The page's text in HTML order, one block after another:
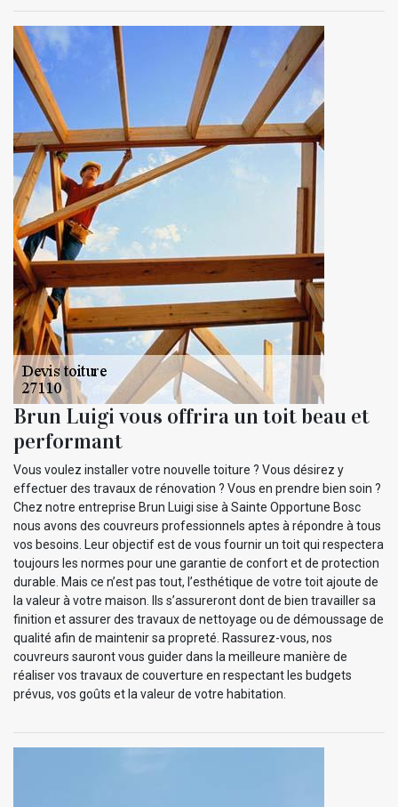
Brun Luigi vous offrira un toit beau et
performant
Vous voulez installer votre nouvelle toiture ? Vous désirez y
effectuer des travaux de rénovation ? Vous en prendre bien soin ?
Chez notre entreprise Brun Luigi sise à Sainte Opportune Bosc
nous avons des couvreurs professionnels aptes à répondre à tous
vos besoins. Leur objectif est de vous fournir un toit qui respectera
toujours les normes pour une garantie de confort et de protection
durable. Mais ce n’est pas tout, l’esthétique de votre toit ajoute de
la valeur à votre maison. Ils s’assureront dont de bien travailler sa
finition et assurer des travaux de nettoyage ou de démoussage de
qualité afin de maintenir sa propreté. Rassurez-vous, nos
couvreurs sauront vous guider dans la meilleure manière de
réaliser vos travaux de couverture en respectant les budgets
prévus, vos goûts et la valeur de votre habitation.